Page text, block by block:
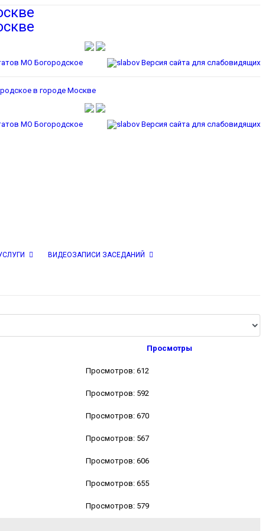
Версия сайта для слабовидящих
Версия сайта для слабовидящих
ВИДЕОЗАПИСИ ЗАСЕДАНИЙ
Просмотры
Просмотров: 612
Просмотров: 592
Просмотров: 670
Просмотров: 567
Просмотров: 606
Просмотров: 655
Просмотров: 579